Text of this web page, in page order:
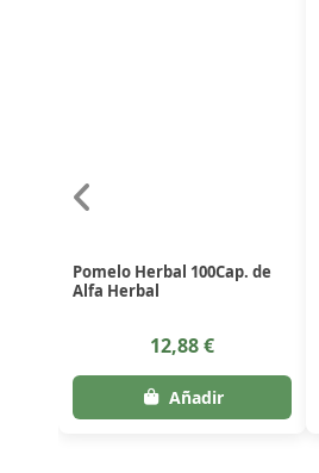
Pomelo Herbal 100Cap. de
Alfa Herbal
12,88 €